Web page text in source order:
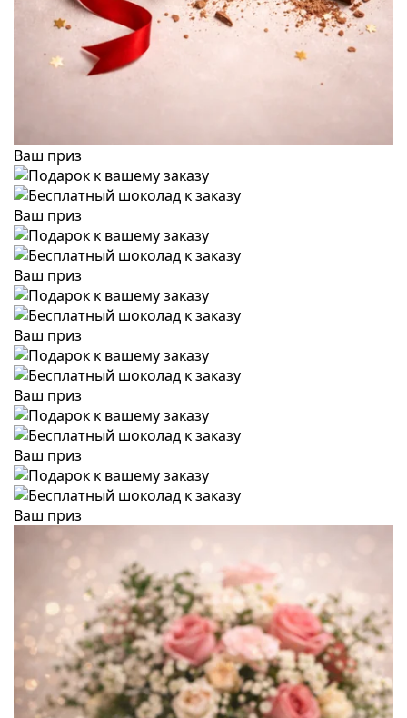
Ваш приз
Ваш приз
Ваш приз
Ваш приз
Ваш приз
Ваш приз
Ваш приз